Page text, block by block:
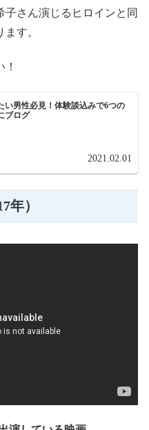
子さん演じるヒロインと同
す。
い男性必見！体験談込みで6つの
ブログ
2021.02.01
年）